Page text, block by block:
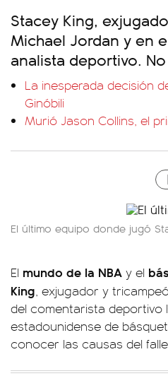
Stacey King,
Michael Jordan y en
analista deportivo.
La inesperada decisión
Ginóbili
Murió Jason Collins, el
El último equipo donde jugó
El mundo de la NBA y el
King, exjugador y
del comentarista deportivo
estadounidense de
conocer las causas del